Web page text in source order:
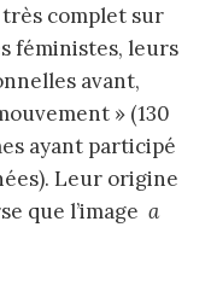
complet sur
féministes, leurs
avant,
» (130
ayant participé
Leur origine
que l’image a